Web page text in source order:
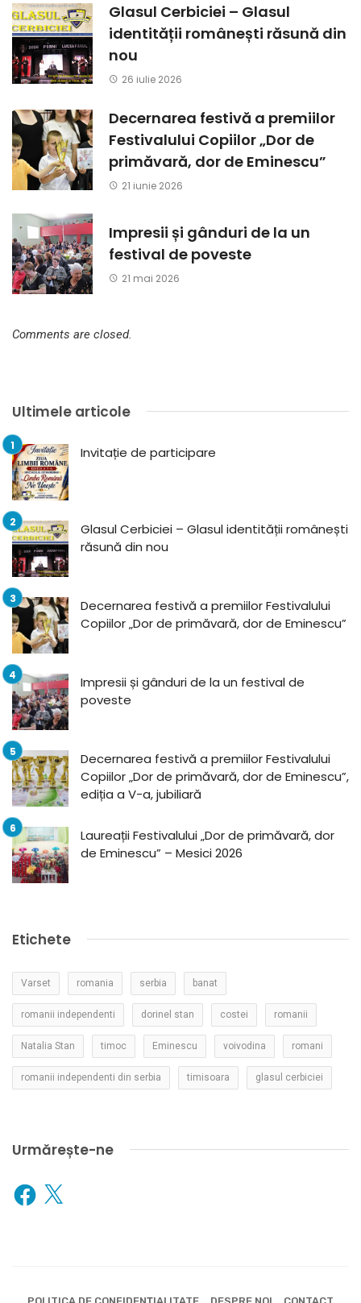
Glasul Cerbiciei – Glasul
identității românești răsună din
nou
26 iulie 2026
Decernarea festivă a premiilor
Festivalului Copiilor „Dor de
primăvară, dor de Eminescu”
21 iunie 2026
Impresii și gânduri de la un
festival de poveste
21 mai 2026
Comments are closed.
Ultimele articole
Invitație de participare
Glasul Cerbiciei – Glasul identității românești
răsună din nou
Decernarea festivă a premiilor Festivalului
Copiilor „Dor de primăvară, dor de Eminescu”
Impresii și gânduri de la un festival de
poveste
Decernarea festivă a premiilor Festivalului
Copiilor „Dor de primăvară, dor de Eminescu”,
ediția a V-a, jubiliară
Laureații Festivalului „Dor de primăvară, dor
de Eminescu” – Mesici 2026
Etichete
Varset romania serbia banat
romanii independenti dorinel stan costei romanii
Natalia Stan timoc Eminescu voivodina romani
romanii independenti din serbia timisoara glasul cerbiciei
Urmărește-ne
Facebook
X
POLITICA DE CONFIDENȚIALITATE DESPRE NOI CONTACT